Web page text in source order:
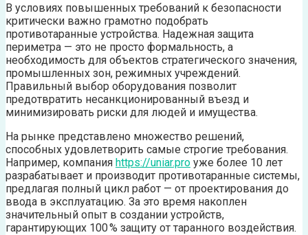
В условиях повышенных требований к безопасности
критически важно грамотно подобрать
противотаранные устройства. Надежная защита
периметра — это не просто формальность, а
необходимость для объектов стратегического значения,
промышленных зон, режимных учреждений.
Правильный выбор оборудования позволит
предотвратить несанкционированный въезд и
минимизировать риски для людей и имущества.
На рынке представлено множество решений,
способных удовлетворить самые строгие требования.
Например, компания https://uniar.pro уже более 10 лет
разрабатывает и производит противотаранные системы,
предлагая полный цикл работ — от проектирования до
ввода в эксплуатацию. За это время накоплен
значительный опыт в создании устройств,
гарантирующих 100 % защиту от таранного воздействия.